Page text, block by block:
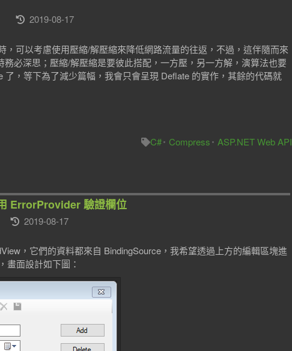
2019-08-17
，可以考慮使用壓縮/解壓縮來降低網路流量的往返，不過，這伴隨而來
必深思；壓縮/解壓縮是要彼此搭配，一方壓，另一方解，演算法也要
了，等下為了減少篇幅，我會只會呈現 Deflate 的實作，其餘的代碼就
C#
Compress ASP.NET Web API
ErrorProvider 驗證欄位
2019-08-17
，它們的資料都來自 BindingSource，我希望透過上方的編輯區塊進
畫面設計如下圖：